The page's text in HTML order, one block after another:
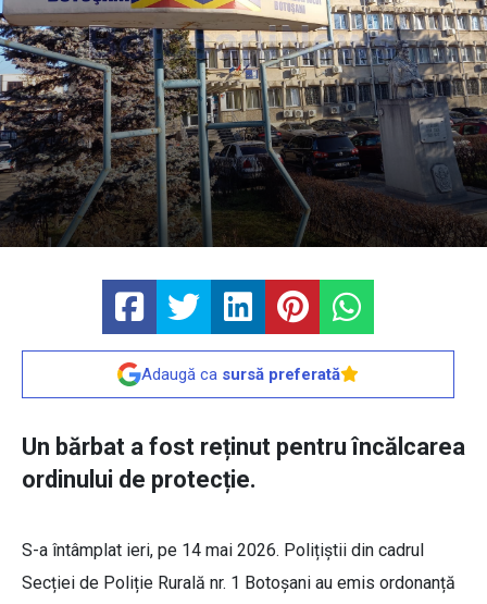
Adaugă ca sursă preferată
Un bărbat a fost reținut pentru încălcarea
ordinului de protecție.
S-a întâmplat ieri, pe 14 mai 2026. Polițiștii din cadrul
Secției de Poliție Rurală nr. 1 Botoșani au emis ordonanță